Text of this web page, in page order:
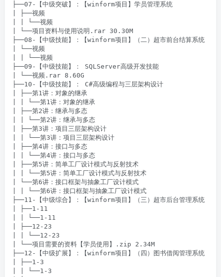
├──07-【中级突破】：【winform项目】学员管理系统
| ├──视频
| | └──视频
| └──项目资料与使用说明.rar 30.30M
├──08-【中级技能】：【winform项目】（二）超市前台结算系统
| └──视频
| | └──视频
├──09-【中级技能】： SQLServer高级开发技能
| └──视频.rar 8.60G
├──10-【中级技能】： C#高级编程与三层架构设计
| ├──第1讲：对象的继承
| | └──第1讲：对象的继承
| ├──第2讲：继承与多态
| | └──第2讲：继承与多态
| ├──第3讲：项目三层架构设计
| | └──第3讲：项目三层架构设计
| ├──第4讲：接口与多态
| | └──第4讲：接口与多态
| ├──第5讲：简单工厂设计模式与反射技术
| | └──第5讲：简单工厂设计模式与反射技术
| └──第6讲：接口框架与抽象工厂设计模式
| | └──第6讲：接口框架与抽象工厂设计模式
├──11-【中级综合】：【winform项目】（三）超市后台管理系统
| ├──1-11
| | └──1-11
| ├──12-23
| | └──12-23
| └──项目需要的资料【学员使用】.zip 2.34M
├──12-【中级扩展】：【winform项目】（四）图书借阅管理系统
| ├──1-3
| | └──1-3